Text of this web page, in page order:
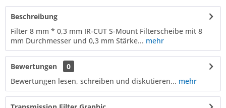
Beschreibung
Filter 8 mm * 0,3 mm IR-CUT S-Mount Filterscheibe mit 8
mm Durchmesser und 0,3 mm Stärke... mehr
Bewertungen
0
Bewertungen lesen, schreiben und diskutieren... mehr